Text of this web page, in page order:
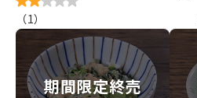
（1）
期間限定終売